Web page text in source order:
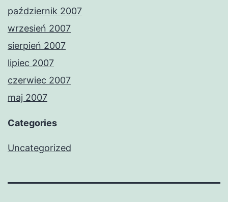
październik 2007
wrzesień 2007
sierpień 2007
lipiec 2007
czerwiec 2007
maj 2007
Categories
Uncategorized